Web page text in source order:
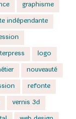
graphisme
indépendante
logo
nouveauté
refonte
vernis 3d